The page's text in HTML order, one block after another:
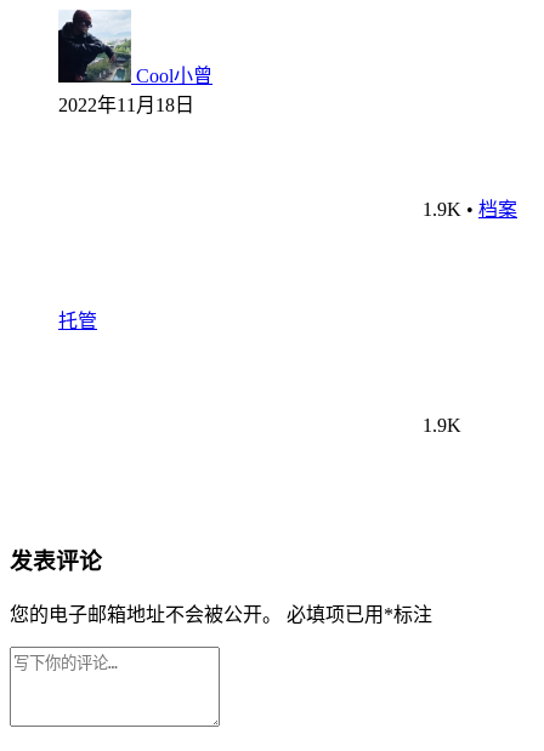
Cool小曾
2022年11月18日
1.9K • 档案
托管
1.9K
发表评论
您的电子邮箱地址不会被公开。 必填项已用 *标注